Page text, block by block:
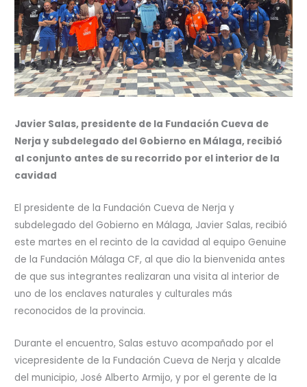
Javier Salas, presidente de la Fundación Cueva de
Nerja y subdelegado del Gobierno en Málaga, recibió
al conjunto antes de su recorrido por el interior de la
cavidad
El presidente de la Fundación Cueva de Nerja y
subdelegado del Gobierno en Málaga, Javier Salas, recibió
este martes en el recinto de la cavidad al equipo Genuine
de la Fundación Málaga CF, al que dio la bienvenida antes
de que sus integrantes realizaran una visita al interior de
uno de los enclaves naturales y culturales más
reconocidos de la provincia.
Durante el encuentro, Salas estuvo acompañado por el
vicepresidente de la Fundación Cueva de Nerja y alcalde
del municipio, José Alberto Armijo, y por el gerente de la